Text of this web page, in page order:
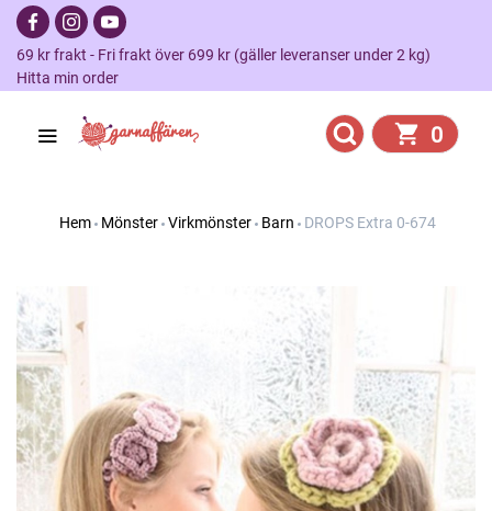
69 kr frakt - Fri frakt över 699 kr (gäller leveranser under 2 kg)
Hitta min order
0
Hem Mönster Virkmönster Barn DROPS Extra 0-674